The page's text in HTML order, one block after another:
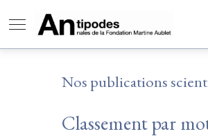
Nos publications
Classement par